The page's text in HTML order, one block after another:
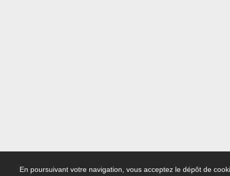
En poursuivant votre navigation, vous acceptez le dépôt de